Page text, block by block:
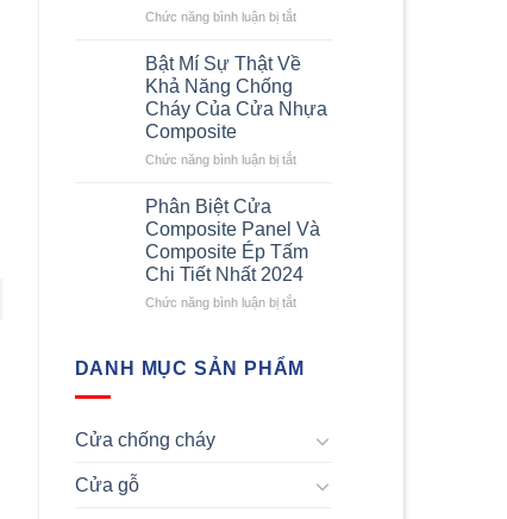
Yêu
Về
Kích
Cửa
Composite
Chức năng bình luận bị tắtở
Nhựa
Hệ
Là
Điều
Cần
Nắm
Rõ
Bật Mí Sự Thật Về
Khả Năng Chống
Cháy Của Cửa Nhựa
Composite
Chức năng bình luận bị tắtở
Sự
Thật
Về
Khả
Năng
Của
Phân Biệt Cửa
Composite Panel Và
Composite Ép Tấm
Chi Tiết Nhất 2024
Chức năng bình luận bị tắtở
Cửa
Composite
Tấm
DANH MỤC SẢN PHẨM
Cửa chống cháy
Cửa gỗ